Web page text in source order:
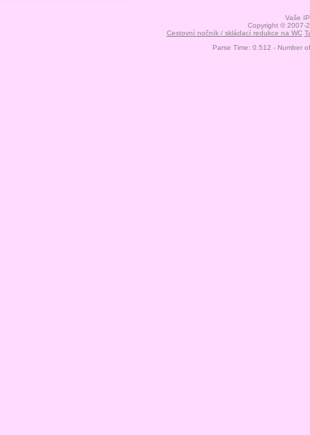
Vaše
Copyright © 2007-
Cestovní nočník / skládací redukce na WC
Parse Time: 0.512 - Number